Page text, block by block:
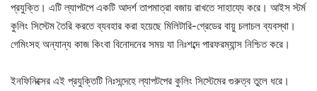
প্রযুক্তি। এটি ল্যাপটপে একটি আদর্শ তাপমাত্রা বজায় রাখতে সাহায্যে করে। আইস স্টর্ম
কুলিং সিস্টেম তৈরি করতে ব্যবহার করা হয়েছে মিলিটারি-গ্রেডের বায়ু চলাচল ব্যবস্থা।
গেমিংসহ অন্যান্য কাজ কিংবা বিনোদনের সময় যা নিঃশব্দে পারফরম্যান্স নিশ্চিত করে।
ইনফিনিক্সের এই প্রযুক্তিটি নিঃসন্দেহে ল্যাপটপের কুলিং সিস্টেমের গুরুত্ব তুলে ধরে।